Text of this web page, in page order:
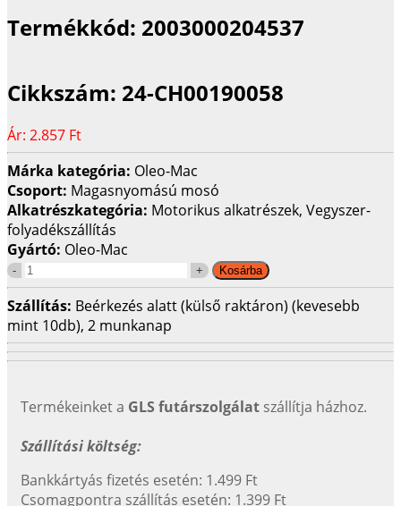
Termékkód: 2003000204537
Cikkszám: 24-CH00190058
Ár: 2.857 Ft
Márka kategória: Oleo-Mac
Csoport: Magasnyomású mosó
Alkatrészkategória: Motorikus alkatrészek, Vegyszer-
folyadékszállítás
Gyártó: Oleo-Mac
Szállítás: Beérkezés alatt (külső raktáron) (kevesebb
mint 10db), 2 munkanap
Termékeinket a GLS futárszolgálat szállítja házhoz.
Szállítási költség:
Bankkártyás fizetés esetén: 1.499 Ft
Csomagpontra szállítás esetén: 1.399 Ft